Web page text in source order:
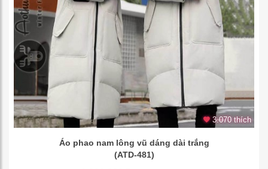
3.070 thích
Áo phao nam lông vũ dáng dài trắng
(ATD-481)